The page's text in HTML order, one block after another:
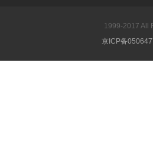
1999-2017 All
京ICP备